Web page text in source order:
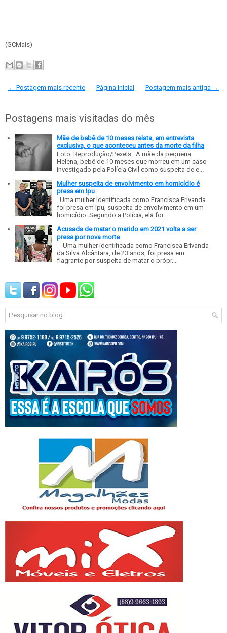
(GCMais)
← Postagem mais recente Postagem mais antiga →
Página inicial
Postagens mais visitadas do mês
Mãe de bebê de 10 meses relata, em entrevista
exclusiva, o que aconteceu antes da morte da filha
Foto: Reprodução/Pexels A mãe da pequena
Helena, bebê de 10 meses que morreu em um caso
investigado pela Polícia Civil como suspeita de e...
Mulher suspeita de envolvimento em homicídio é
presa em Ipu
Uma mulher identificada como Francisca Erivanda
foi presa em Ipu, suspeita de envolvimento em um
homicídio. Segundo a Polícia, ela foi...
Acusada de matar o marido em 2021 volta a ser
presa por nova morte
Uma mulher identificada como Francisca Erivanda
da Silva Alcântara, de 23 anos, foi presa em
flagrante por suspeita de matar o própr...